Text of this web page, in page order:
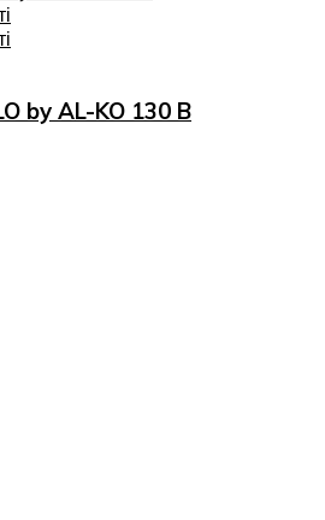
by AL-KO 130 B